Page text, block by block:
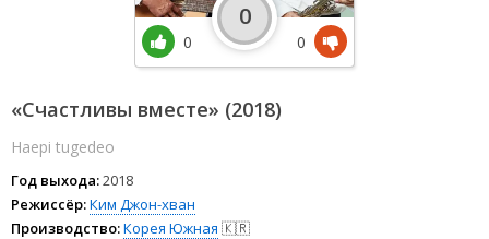
«Счастливы вместе» (2018)
Haepi tugedeo
Год выхода:2018
Режиссёр:Ким Джон-хван
Производство:Корея Южная 🇰🇷
0
0
0